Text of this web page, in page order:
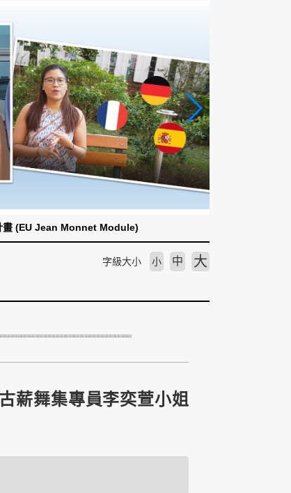
畫 (EU Jean Monnet Module)
字級大小 小 中 大
薪舞集專員李奕萱小姐